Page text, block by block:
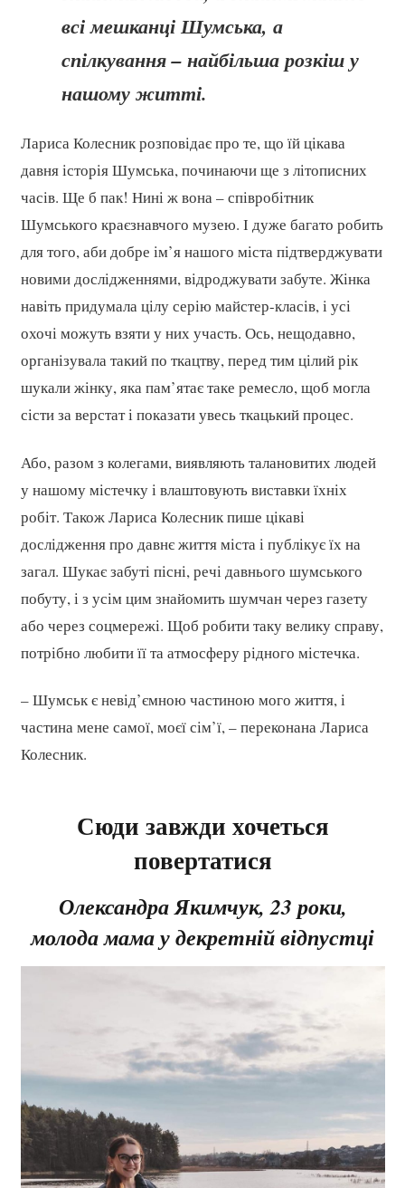
всі мешканці Шумська, а
спілкування – найбільша розкіш у
нашому житті.
Лариса Колесник розповідає про те, що їй цікава
давня історія Шумська, починаючи ще з літописних
часів. Ще б пак! Нині ж вона – співробітник
Шумського краєзнавчого музею. І дуже багато робить
для того, аби добре ім’я нашого міста підтверджувати
новими дослідженнями, відроджувати забуте. Жінка
навіть придумала цілу серію майстер-класів, і усі
охочі можуть взяти у них участь. Ось, нещодавно,
організувала такий по ткацтву, перед тим цілий рік
шукали жінку, яка пам’ятає таке ремесло, щоб могла
сісти за верстат і показати увесь ткацький процес.
Або, разом з колегами, виявляють талановитих людей
у нашому містечку і влаштовують виставки їхніх
робіт. Також Лариса Колесник пише цікаві
дослідження про давнє життя міста і публікує їх на
загал. Шукає забуті пісні, речі давнього шумського
побуту, і з усім цим знайомить шумчан через газету
або через соцмережі. Щоб робити таку велику справу,
потрібно любити її та атмосферу рідного містечка.
– Шумськ є невід’ємною частиною мого життя, і
частина мене самої, моєї сім’ї, – переконана Лариса
Колесник.
Сюди завжди хочеться
повертатися
Олександра Якимчук, 23 роки,
молода мама у декретній відпустці